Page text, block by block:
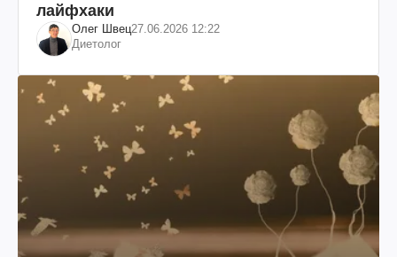
лайфхаки
Олег Швец27.06.2026 12:22
Диетолог